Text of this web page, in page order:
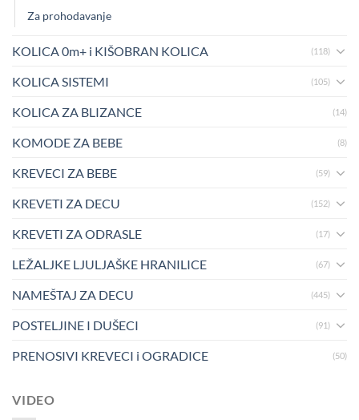
Za prohodavanje
KOLICA 0m+ i KIŠOBRAN KOLICA (118)
KOLICA SISTEMI (105)
KOLICA ZA BLIZANCE (14)
KOMODE ZA BEBE (8)
KREVECI ZA BEBE (59)
KREVETI ZA DECU (152)
KREVETI ZA ODRASLE (17)
LEŽALJKE LJULJAŠKE HRANILICE (67)
NAMEŠTAJ ZA DECU (445)
POSTELJINE I DUŠECI (91)
PRENOSIVI KREVECI i OGRADICE (50)
VIDEO